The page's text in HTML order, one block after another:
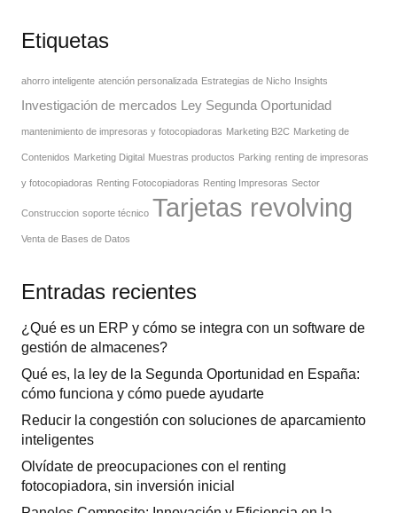
Etiquetas
ahorro inteligente atención personalizada Estrategias de Nicho Insights
Investigación de mercados Ley Segunda Oportunidad
mantenimiento de impresoras y fotocopiadoras Marketing B2C Marketing de
Contenidos Marketing Digital Muestras productos Parking renting de impresoras
y fotocopiadoras Renting Fotocopiadoras Renting Impresoras Sector
Construccion soporte técnico Tarjetas revolving
Venta de Bases de Datos
Entradas recientes
¿Qué es un ERP y cómo se integra con un software de
gestión de almacenes?
Qué es, la ley de la Segunda Oportunidad en España:
cómo funciona y cómo puede ayudarte
Reducir la congestión con soluciones de aparcamiento
inteligentes
Olvídate de preocupaciones con el renting
fotocopiadora, sin inversión inicial